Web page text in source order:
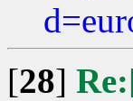
[28]